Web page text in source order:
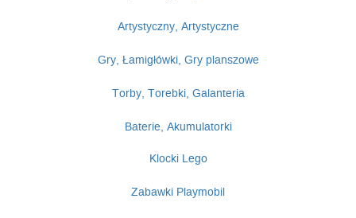
Artystyczny, Artystyczne
Gry, Łamigłówki, Gry planszowe
Torby, Torebki, Galanteria
Baterie, Akumulatorki
Klocki Lego
Zabawki Playmobil